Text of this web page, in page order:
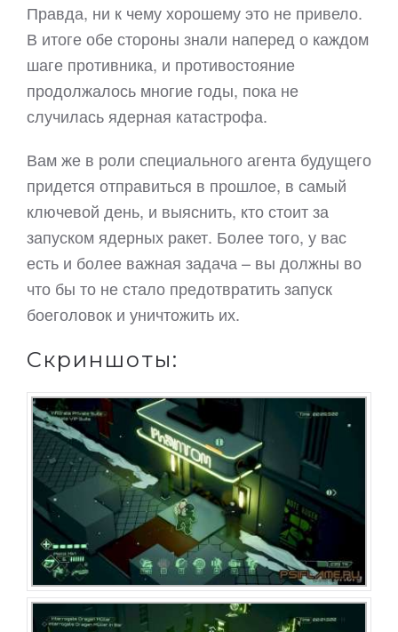
Правда, ни к чему хорошему это не привело.
В итоге обе стороны знали наперед о каждом
шаге противника, и противостояние
продолжалось многие годы, пока не
случилась ядерная катастрофа.
Вам же в роли специального агента будущего
придется отправиться в прошлое, в самый
ключевой день, и выяснить, кто стоит за
запуском ядерных ракет. Более того, у вас
есть и более важная задача – вы должны во
что бы то не стало предотвратить запуск
боеголовок и уничтожить их.
Скриншоты: